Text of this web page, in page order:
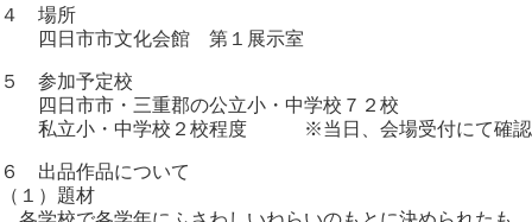
４ 場所
四日市市文化会館 第１展示室
５ 参加予定校
四日市市・三重郡の公立小・中学校７２校
私立小・中学校２校程度 ※当日、会場受付にて確認
６ 出品作品について
（１）題材